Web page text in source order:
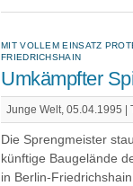
MIT VOLLEM EINSATZ
FRIEDRICHSHAIN
Umkämpfter
Junge Welt, 05.04.1995 |
Die Sprengmeister
künftige Baugelände
in Berlin-